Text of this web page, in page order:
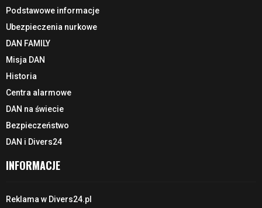
Podstawowe informacje
Ubezpieczenia nurkowe
DAN FAMILY
Misja DAN
Historia
Centra alarmowe
DAN na świecie
Bezpieczeństwo
DAN i Divers24
INFORMACJE
Reklama w Divers24.pl